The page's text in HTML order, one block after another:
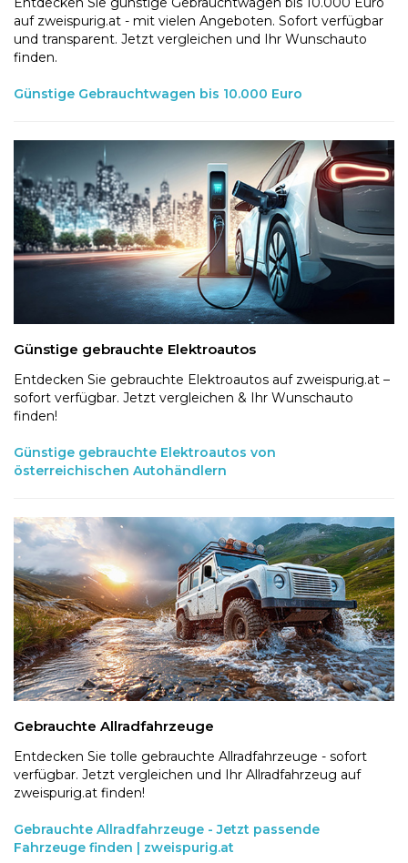
auf zweispurig.at - mit vielen Angeboten. Sofort verfügbar
und transparent. Jetzt vergleichen und Ihr Wunschauto
finden.
Günstige Gebrauchtwagen bis 10.000 Euro
Günstige gebrauchte Elektroautos
Entdecken Sie gebrauchte Elektroautos auf zweispurig.at –
sofort verfügbar. Jetzt vergleichen & Ihr Wunschauto
finden!
Günstige gebrauchte Elektroautos von
österreichischen Autohändlern
Gebrauchte Allradfahrzeuge
Entdecken Sie tolle gebrauchte Allradfahrzeuge - sofort
verfügbar. Jetzt vergleichen und Ihr Allradfahrzeug auf
zweispurig.at finden!
Gebrauchte Allradfahrzeuge - Jetzt passende
Fahrzeuge finden | zweispurig.at